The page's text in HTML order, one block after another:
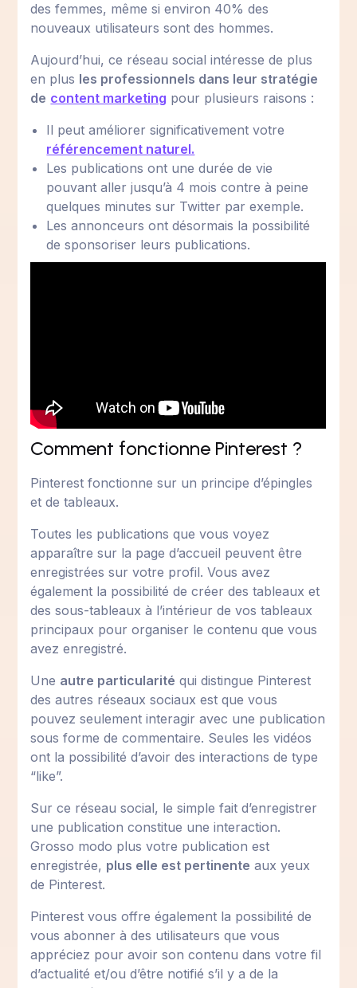
des femmes, même si environ 40% des
nouveaux utilisateurs sont des hommes.
Aujourd’hui, ce réseau social intéresse de plus
en plus les professionnels dans leur stratégie
de content marketing pour plusieurs raisons :
Il peut améliorer significativement votre
référencement naturel.
Les publications ont une durée de vie
pouvant aller jusqu’à 4 mois contre à peine
quelques minutes sur Twitter par exemple.
Les annonceurs ont désormais la possibilité
de sponsoriser leurs publications.
Comment fonctionne Pinterest ?
Pinterest fonctionne sur un principe d’épingles
et de tableaux.
Toutes les publications que vous voyez
apparaître sur la page d’accueil peuvent être
enregistrées sur votre profil. Vous avez
également la possibilité de créer des tableaux et
des sous-tableaux à l’intérieur de vos tableaux
principaux pour organiser le contenu que vous
avez enregistré.
Une autre particularité qui distingue Pinterest
des autres réseaux sociaux est que vous
pouvez seulement interagir avec une publication
sous forme de commentaire. Seules les vidéos
ont la possibilité d’avoir des interactions de type
“like”.
Sur ce réseau social, le simple fait d’enregistrer
une publication constitue une interaction.
Grosso modo plus votre publication est
enregistrée, plus elle est pertinente aux yeux
de Pinterest.
Pinterest vous offre également la possibilité de
vous abonner à des utilisateurs que vous
appréciez pour avoir son contenu dans votre fil
d’actualité et/ou d’être notifié s’il y a de la